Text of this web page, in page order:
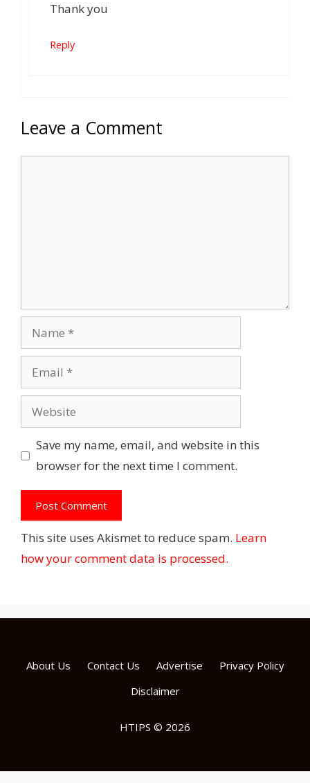
Thank you
Reply
Leave a Comment
Name
Email
Website
Save my name, email, and website in this
browser for the next time I comment.
This site uses Akismet to reduce spam. Learn
how your comment data is processed.
About Us Contact Us Advertise
Privacy Policy
Disclaimer
HTIPS © 2026